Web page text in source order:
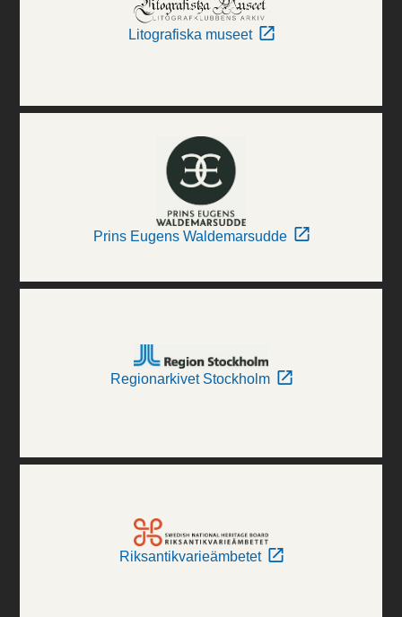
Litografiska museet
Prins Eugens Waldemarsudde
Regionarkivet Stockholm
Riksantikvarieämbetet